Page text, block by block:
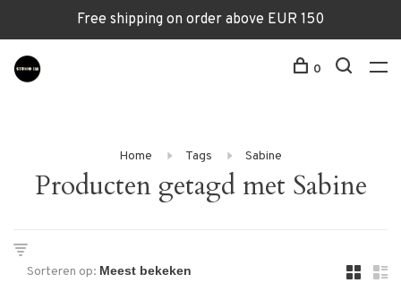
Free shipping on order above EUR 150
0
Home Tags Sabine
Producten getagd met Sabine
Sorteren op: